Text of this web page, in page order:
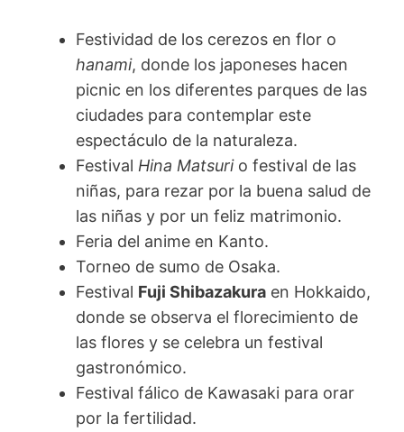
Festividad de los cerezos en flor o
hanami, donde los japoneses hacen
picnic en los diferentes parques de las
ciudades para contemplar este
espectáculo de la naturaleza.
Festival Hina Matsurio festival de las
niñas, para rezar por la buena salud de
las niñas y por un feliz matrimonio.
Feria del anime en Kanto.
Torneo de sumo de Osaka.
Festival Fuji Shibazakura en Hokkaido,
donde se observa el florecimiento de
las flores y se celebra un festival
gastronómico.
Festival fálico de Kawasaki para orar
por la fertilidad.